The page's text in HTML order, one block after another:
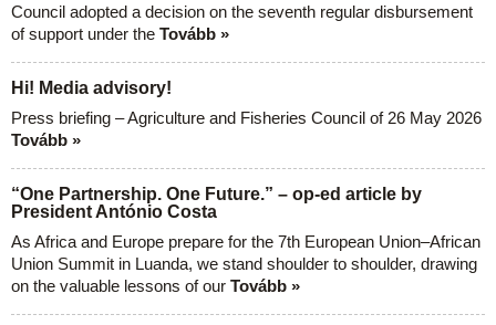
Council adopted a decision on the seventh regular disbursement
of support under the Tovább »
Hi! Media advisory!
Press briefing – Agriculture and Fisheries Council of 26 May 2026
Tovább »
“One Partnership. One Future.” – op-ed article by
President António Costa
As Africa and Europe prepare for the 7th European Union–African
Union Summit in Luanda, we stand shoulder to shoulder, drawing
on the valuable lessons of our Tovább »